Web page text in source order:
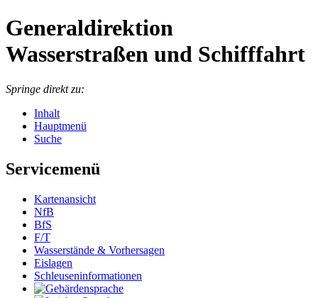
Generaldirektion
Wasserstraßen und Schifffahrt
Springe direkt zu:
Inhalt
Hauptmenü
Suche
Servicemenü
Kartenansicht
NfB
BfS
F/T
Wasserstände & Vorhersagen
Eislagen
Schleuseninformationen